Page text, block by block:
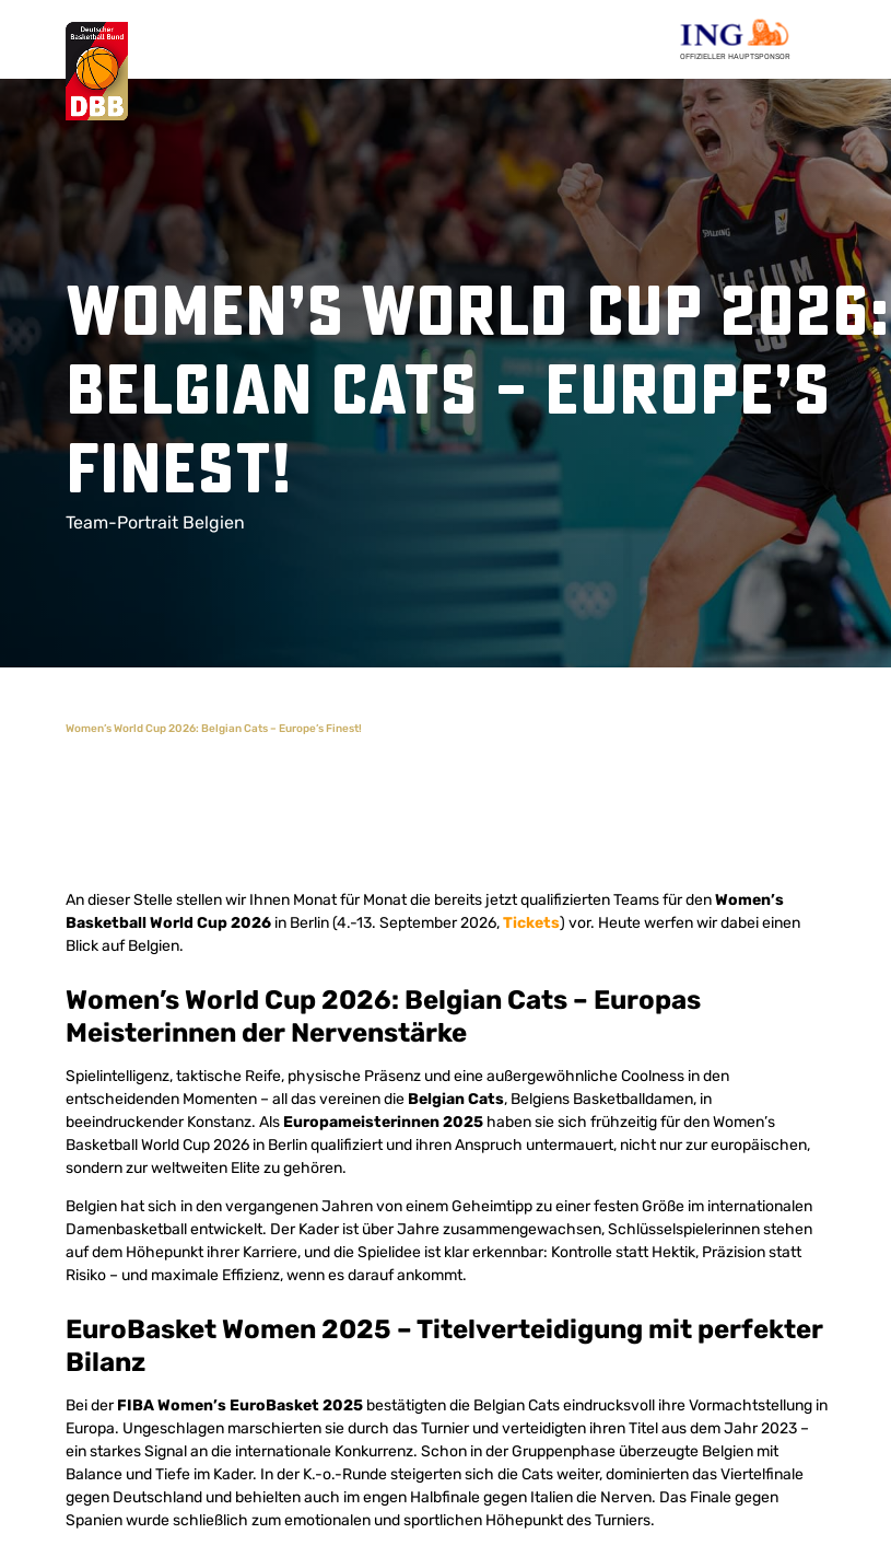
OFFIZIELLER HAUPTSPONSOR
Suchvorschläge
Lorem Ipsum
Women’s World Cup 2026:
Belgian Cats – Europe’s
Finest!
Team-Portrait Belgien
Women’s World Cup 2026: Belgian Cats – Europe’s Finest!
An dieser Stelle stellen wir Ihnen Monat für Monat die bereits jetzt qualifizierten Teams für denWomen’s
Basketball World Cup 2026 in Berlin (4.-13. September 2026,Tickets) vor. Heute werfen wir dabei einen
Blick auf Belgien.
Women’s World Cup 2026: Belgian Cats – Europas
Meisterinnen der Nervenstärke
Spielintelligenz, taktische Reife, physische Präsenz und eine außergewöhnliche Coolness in den
entscheidenden Momenten – all das vereinen die Belgian Cats, Belgiens Basketballdamen, in
beeindruckender Konstanz. Als Europameisterinnen 2025 haben sie sich frühzeitig für den Women’s
Basketball World Cup 2026 in Berlin qualifiziert und ihren Anspruch untermauert, nicht nur zur europäischen,
sondern zur weltweiten Elite zu gehören.
Belgien hat sich in den vergangenen Jahren von einem Geheimtipp zu einer festen Größe im internationalen
Damenbasketball entwickelt. Der Kader ist über Jahre zusammengewachsen, Schlüsselspielerinnen stehen
auf dem Höhepunkt ihrer Karriere, und die Spielidee ist klar erkennbar: Kontrolle statt Hektik, Präzision statt
Risiko – und maximale Effizienz, wenn es darauf ankommt.
EuroBasket Women 2025 – Titelverteidigung mit perfekter
Bilanz
Bei derFIBA Women’s EuroBasket 2025 bestätigten die Belgian Cats eindrucksvoll ihre Vormachtstellung in
Europa. Ungeschlagen marschierten sie durch das Turnier und verteidigten ihren Titel aus dem Jahr 2023 –
ein starkes Signal an die internationale Konkurrenz. Schon in der Gruppenphase überzeugte Belgien mit
Balance und Tiefe im Kader. In der K.-o.-Runde steigerten sich die Cats weiter, dominierten das Viertelfinale
gegen Deutschland und behielten auch im engen Halbfinale gegen Italien die Nerven. Das Finale gegen
Spanien wurde schließlich zum emotionalen und sportlichen Höhepunkt des Turniers.